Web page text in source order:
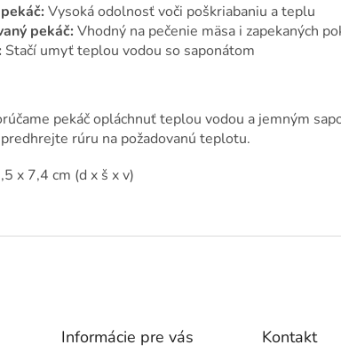
Vysoká odolnosť voči poškriabaniu a teplu
pekáč: Vhodný na pečenie mäsa i zapekaných
Stačí umyť teplou vodou so saponátom
pekáč opláchnuť teplou vodou a jemným
rúru na požadovanú teplotu.
x 7,4 cm (d x š x v)
Informácie pre vás Kontakt